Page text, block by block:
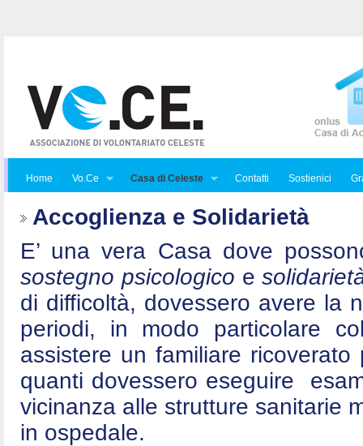
Home Vo.Ce Casa di Celeste Contatti Sostienici
Accoglienza e Solidarietà
E’ una vera Casa dove
sostegno psicologico e
di difficoltà, dovessero avere la
periodi, in modo particolare
assistere un familiare
quanti dovessero eseguire
vicinanza alle strutture sanitarie
in ospedale.